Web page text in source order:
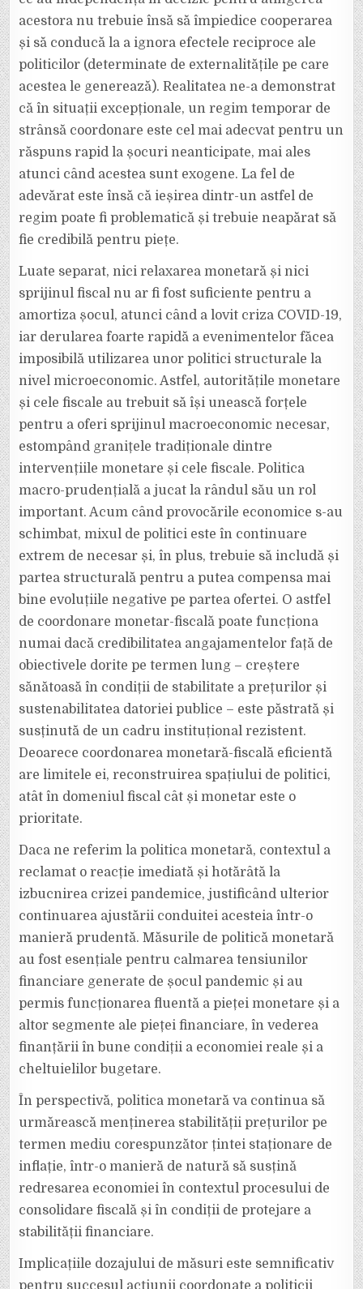
acestora nu trebuie însă să împiedice cooperarea
și să conducă la a ignora efectele reciproce ale
politicilor (determinate de externalitățile pe care
acestea le generează). Realitatea ne-a demonstrat
că în situații excepționale, un regim temporar de
strânsă coordonare este cel mai adecvat pentru un
răspuns rapid la șocuri neanticipate, mai ales
atunci când acestea sunt exogene. La fel de
adevărat este însă că ieșirea dintr-un astfel de
regim poate fi problematică și trebuie neapărat să
fie credibilă pentru piețe.
Luate separat, nici relaxarea monetară și nici
sprijinul fiscal nu ar fi fost suficiente pentru a
amortiza șocul, atunci când a lovit criza COVID-19,
iar derularea foarte rapidă a evenimentelor făcea
imposibilă utilizarea unor politici structurale la
nivel microeconomic. Astfel, autoritățile monetare
și cele fiscale au trebuit să își unească forțele
pentru a oferi sprijinul macroeconomic necesar,
estompând granițele tradiționale dintre
intervențiile monetare și cele fiscale. Politica
macro-prudențială a jucat la rândul său un rol
important. Acum când provocările economice s-au
schimbat, mixul de politici este în continuare
extrem de necesar și, în plus, trebuie să includă și
partea structurală pentru a putea compensa mai
bine evoluțiile negative pe partea ofertei. O astfel
de coordonare monetar-fiscală poate funcționa
numai dacă credibilitatea angajamentelor față de
obiectivele dorite pe termen lung – creștere
sănătoasă în condiții de stabilitate a prețurilor și
sustenabilitatea datoriei publice – este păstrată și
susținută de un cadru instituțional rezistent.
Deoarece coordonarea monetară-fiscală eficientă
are limitele ei, reconstruirea spațiului de politici,
atât în domeniul fiscal cât și monetar este o
prioritate.
Daca ne referim la politica monetară, contextul a
reclamat o reacție imediată și hotărâtă la
izbucnirea crizei pandemice, justificând ulterior
continuarea ajustării conduitei acesteia într-o
manieră prudentă. Măsurile de politică monetară
au fost esențiale pentru calmarea tensiunilor
financiare generate de șocul pandemic și au
permis funcționarea fluentă a pieței monetare și a
altor segmente ale pieței financiare, în vederea
finanțării în bune condiții a economiei reale și a
cheltuielilor bugetare.
În perspectivă, politica monetară va continua să
urmărească menținerea stabilității prețurilor pe
termen mediu corespunzător țintei staționare de
inflație, într-o manieră de natură să susțină
redresarea economiei în contextul procesului de
consolidare fiscală și în condiții de protejare a
stabilității financiare.
Implicațiile dozajului de măsuri este semnificativ
pentru succesul acțiunii coordonate a politicii